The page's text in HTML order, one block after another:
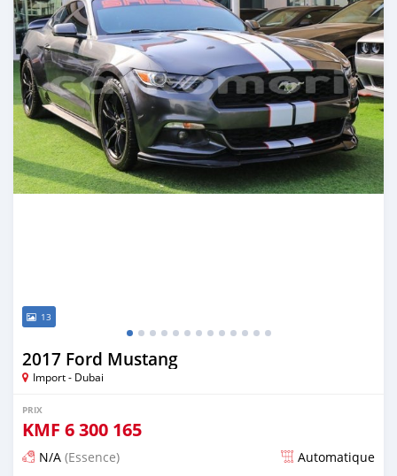
13
2017 Ford Mustang
Import - Dubai
PRIX
KMF 6 300 165
N/A (Essence) Automatique